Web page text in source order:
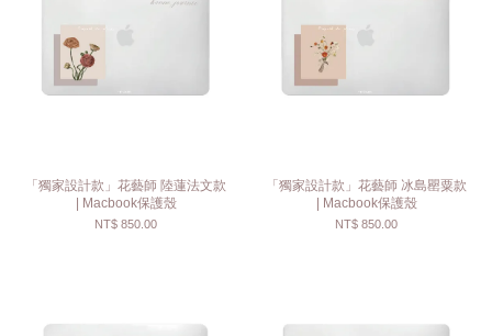
「獨家設計款」花藝師 陸蓮法文款
| Macbook保護殼
NT$ 850.00
「獨家設計款」花藝師 冰島罌粟款
| Macbook保護殼
NT$ 850.00